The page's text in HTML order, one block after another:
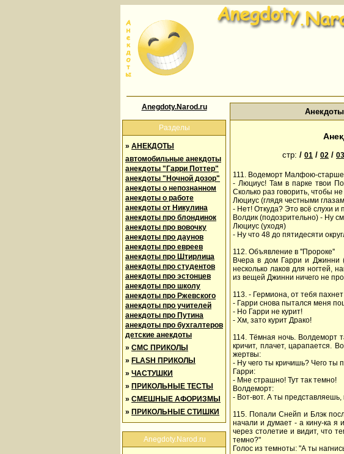
Anegdoty.Narod.ru
Разделы
» АНЕКДОТЫ
автомобильные анекдоты
анекдоты "Гарри Поттер"
анекдоты "Ночной дозор"
анекдоты о непознанном
анекдоты о работе
анекдоты от Никулина
анекдоты про блондинок
анекдоты про вовочку
анекдоты про даунов
анекдоты про евреев
анекдоты про Штирлица
анекдоты про студентов
анекдоты про эстонцев
анекдоты про школу
анекдоты про Ржевского
анекдоты про учителей
анекдоты про Путина
анекдоты про бухгалтеров
детские анекдоты
» СМС ПРИКОЛЫ
» FLASH ПРИКОЛЫ
» ЧАСТУШКИ
» ПРИКОЛЬНЫЕ ТЕСТЫ
» СМЕШНЫЕ АФОРИЗМЫ
» ПРИКОЛЬНЫЕ СТИШКИ
Anegdoty.Narod.ru
стр: / 01 / 02 / 03
111. Водеморт Малфою-
- Люциус! Там в парке твои
Сколько раз говорить, чтобы
Люциус (глядя честными
- Нет! Откуда? Это всё слухи и
Волдик (подозрительно) - Ну
Люциус (уходя)
- Ну что 48 до пятидесяти
112. Объявление в ''Пророке''
Вчера в дом Гарри и Джинни
несколько лаков для ногтей,
из вещей Джинни ничего не
113. - Гермиона, от тебя
- Гарри снова пытался меня
- Но Гарри не курит!
- Хм, зато курит Драко!
114. Тёмная ночь. Волдеморт
кричит, плачет, царапается.
жертвы:
- Ну чего ты кричишь? Чего ты
Гарри:
- Мне страшно! Тут так темно!
Волдеморт:
- Вот-вот. А ты представляешь,
115. Попали Снейп и Блэк
начали и думает - а кину-ка я
через столетие и видит, что
темно?"
Голос из темноты: "А ты